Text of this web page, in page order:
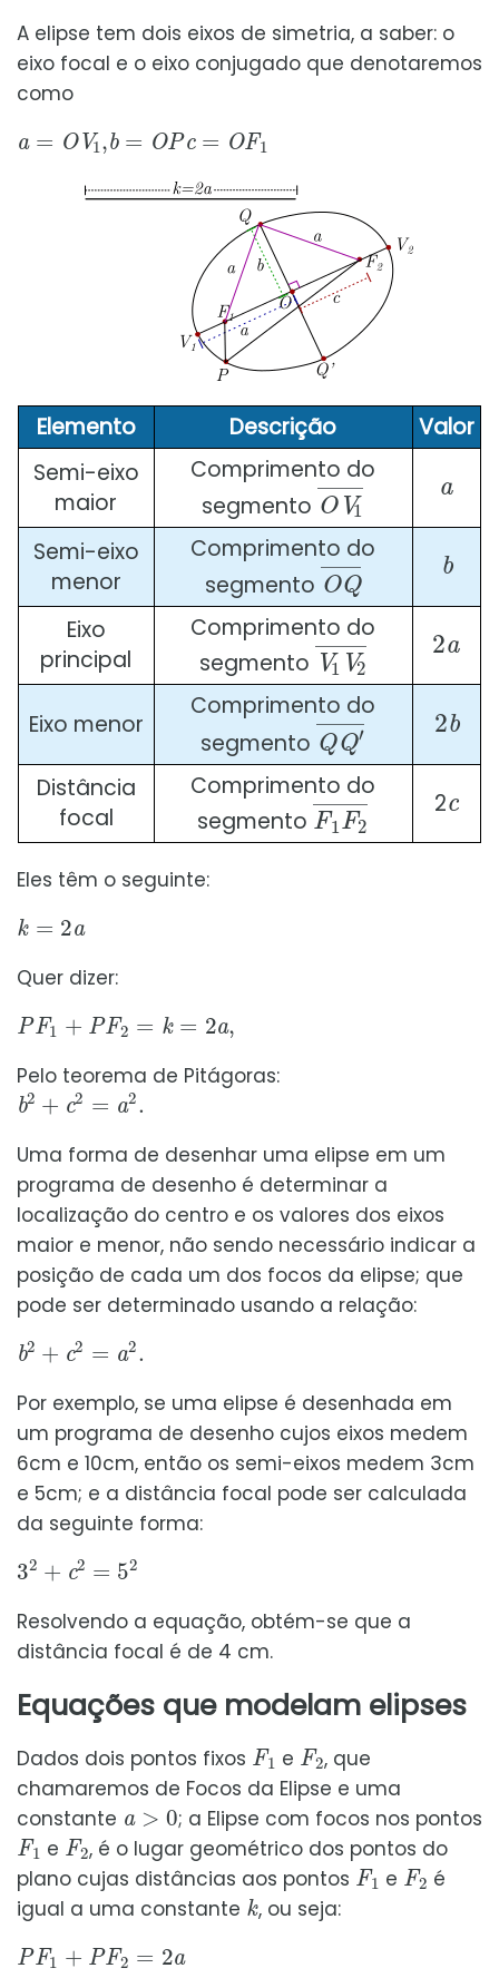
A elipse tem dois eixos de simetria, a saber: o
eixo focal e o eixo conjugado que denotaremos
como
OV1, b OP OF1
Elemento Descrição
Valor
Semi-eixo
maior
Comprimento do
segmento
OV1¯
Semi-eixo
menor
Comprimento do
segmento
OQ¯
b
Eixo
principal
Comprimento do
segmento
V1V2¯ 2
Eixo menor
Comprimento do
segmento
QQ′¯
2b
Distância
focal
Comprimento do
segmento
F1F2¯ 2
Eles têm o seguinte:
k a
Quer dizer:
PF1+ F2= 2a
Pelo teorema de Pitágoras:
b2+ c2=a2.
Uma forma de desenhar uma elipse em um
programa de desenho é determinar a
localização do centro e os valores dos eixos
maior e menor, não sendo necessário indicar a
posição de cada um dos focos da elipse; que
pode ser determinado usando a relação:
b2 c2 2
Por exemplo, se uma elipse é desenhada em
um programa de desenho cujos eixos medem
6cm e 10cm, então os semi-eixos medem 3cm
e 5cm; e a distância focal pode ser calculada
da seguinte forma:
32 2 2
Resolvendo a equação, obtém-se que a
distância focal é de 4 cm.
Equações que modelam elipses
Dados dois pontos fixos
F1
e
F2
, que
chamaremos de Focos da Elipse e uma
constante
a> 0
; a Elipse com focos nos pontos
F1
e
F2
, é o lugar geométrico dos pontos do
plano cujas distâncias aos pontos
F1
e
F2
é
igual a uma constante
k
, ou seja:
PF1+ F2=